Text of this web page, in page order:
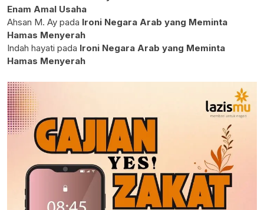
Enam Amal Usaha
Ahsan M. Ay pada Ironi Negara Arab yang Meminta
Hamas Menyerah
Indah hayati pada Ironi Negara Arab yang Meminta
Hamas Menyerah